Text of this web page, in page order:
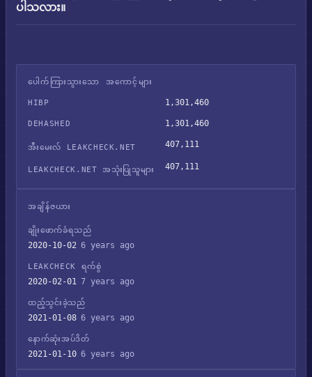
ပါသလား။
ပေါက်ကြားသွားသော အကောင့်များ
HIBP 1,301,460
DEHASHED 1,301,460
အီးမေးလ် LEAKCHECK.NET 407,111
LEAKCHECK.NET အသုံးပြုသူများ 407,111
အချိန်ဇယား
ချိုးဖောက်ခံရသည်
2020-10-02 6 years ago
LEAKCHECK ရက်စွဲ
2020-02-01 7 years ago
ထည့်သွင်းခဲ့သည်
2021-01-08 6 years ago
နောက်ဆုံးအပ်ဒိတ်
2021-01-10 6 years ago